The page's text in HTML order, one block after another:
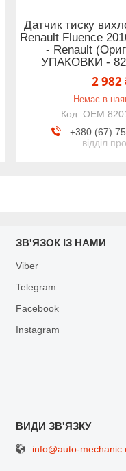
Датчик тиску
Renault Fluence
- Renault
УПАКОВКИ -
2 982
Немає в
OEM
+380 (67)
відділ
ЗВ'ЯЗОК ІЗ НАМИ
Viber
Telegram
Facebook
Іnstagram
info@auto-